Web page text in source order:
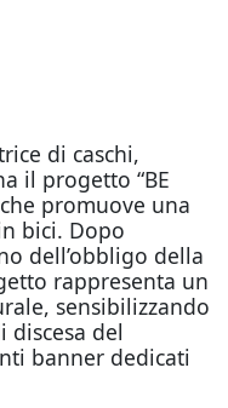
di caschi,
il progetto “BE
che promuove una
bici. Dopo
dell’obbligo della
rappresenta un
sensibilizzando
del
banner dedicati